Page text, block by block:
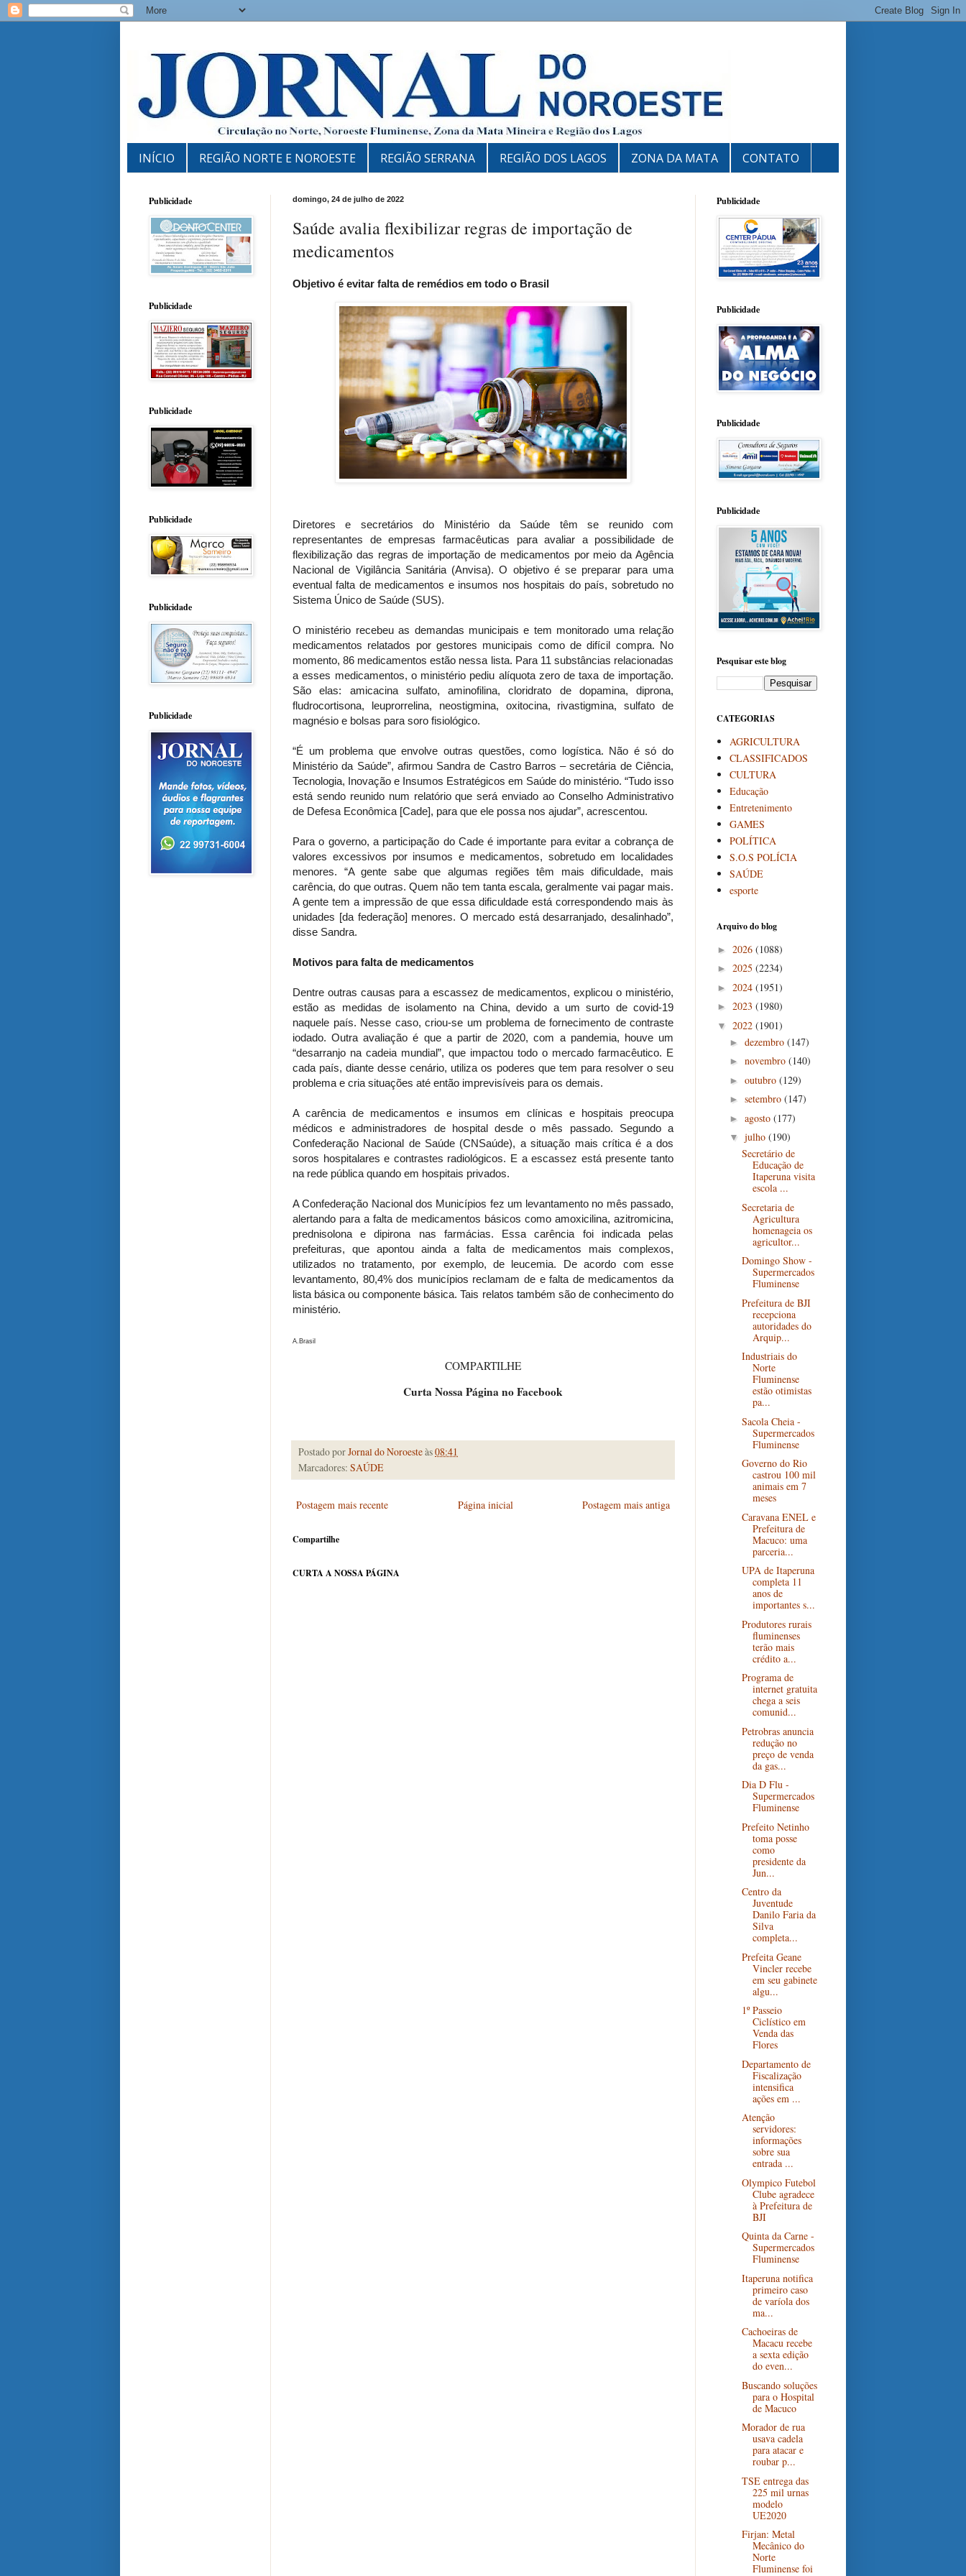
INÍCIO REGIÃO NORTE E NOROESTE REGIÃO SERRANA REGIÃO DOS LAGOS ZONA DA MATA CONTATO
domingo, 24 de julho de 2022
Saúde avalia flexibilizar regras de importação de
medicamentos
Objetivo é evitar falta de remédios em todo o Brasil
Diretores e secretários do Ministério da Saúde têm se reunido com
representantes de empresas farmacêuticas para avaliar a possibilidade de
flexibilização das regras de importação de medicamentos por meio da Agência
Nacional de Vigilância Sanitária (Anvisa). O objetivo é se preparar para uma
eventual falta de medicamentos e insumos nos hospitais do país, sobretudo no
Sistema Único de Saúde (SUS).
O ministério recebeu as demandas municipais e tem monitorado uma relação
medicamentos relatados por gestores municipais como de difícil compra. No
momento, 86 medicamentos estão nessa lista. Para 11 substâncias relacionadas
a esses medicamentos, o ministério pediu alíquota zero de taxa de importação.
São elas: amicacina sulfato, aminofilina, cloridrato de dopamina, diprona,
fludrocortisona, leuprorrelina, neostigmina, oxitocina, rivastigmina, sulfato de
magnésio e bolsas para soro fisiológico.
“É um problema que envolve outras questões, como logística. Não é só do
Ministério da Saúde”, afirmou Sandra de Castro Barros – secretária de Ciência,
Tecnologia, Inovação e Insumos Estratégicos em Saúde do ministério. “Tudo isso
está sendo reunido num relatório que será enviado ao Conselho Administrativo
de Defesa Econômica [Cade], para que ele possa nos ajudar”, acrescentou.
Para o governo, a participação do Cade é importante para evitar a cobrança de
valores excessivos por insumos e medicamentos, sobretudo em localidades
menores. “A gente sabe que algumas regiões têm mais dificuldade, mais
carência, do que outras. Quem não tem tanta escala, geralmente vai pagar mais.
A gente tem a impressão de que essa dificuldade está correspondendo mais às
unidades [da federação] menores. O mercado está desarranjado, desalinhado”,
disse Sandra.
Motivos para falta de medicamentos
Dentre outras causas para a escassez de medicamentos, explicou o ministério,
estão as medidas de isolamento na China, devido a um surto de covid-19
naquele país. Nesse caso, criou-se um problema de fornecimento de contraste
iodado. Outra avaliação é que a partir de 2020, com a pandemia, houve um
“desarranjo na cadeia mundial”, que impactou todo o mercado farmacêutico. E
cada país, diante desse cenário, utiliza os poderes que tem para resolver o seu
problema e cria situações até então imprevisíveis para os demais.
A carência de medicamentos e insumos em clínicas e hospitais preocupa
médicos e administradores de hospital desde o mês passado. Segundo a
Confederação Nacional de Saúde (CNSaúde), a situação mais crítica é a dos
soros hospitalares e contrastes radiológicos. E a escassez está presente tanto
na rede pública quando em hospitais privados.
A Confederação Nacional dos Municípios fez um levantamento no mês passado,
alertando para a falta de medicamentos básicos como amoxicilina, azitromicina,
prednisolona e dipirona nas farmácias. Essa carência foi indicada pelas
prefeituras, que apontou ainda a falta de medicamentos mais complexos,
utilizados no tratamento, por exemplo, de leucemia. De acordo com esse
levantamento, 80,4% dos municípios reclamam de e falta de medicamentos da
lista básica ou componente básica. Tais relatos também são de conhecimento do
ministério.
A.Brasil
COMPARTILHE
Curta Nossa Página no Facebook
Postado porJornal do Noroesteàs08:41
Marcadores: SAÚDE
Postagem mais recente Postagem mais antiga
Página inicial
Compartilhe
CURTA A NOSSA PÁGINA
Publicidade
Publicidade
Publicidade
Publicidade
Publicidade
Publicidade
Publicidade
Publicidade
Publicidade
Publicidade
Pesquisar este blog
CATEGORIAS
AGRICULTURA
CLASSIFICADOS
CULTURA
Educação
Entretenimento
GAMES
POLÍTICA
S.O.S POLÍCIA
SAÚDE
esporte
Arquivo do blog
► 2026 (1088)
► 2025 (2234)
► 2024 (1951)
► 2023 (1980)
▼ 2022 (1901)
► dezembro (147)
► novembro (140)
► outubro (129)
► setembro (147)
► agosto (177)
▼ julho (190)
Secretário de
Educação de
Itaperuna visita
escola ...
Secretaria de
Agricultura
homenageia os
agricultor...
Domingo Show -
Supermercados
Fluminense
Prefeitura de BJI
recepciona
autoridades do
Arquip...
Industriais do
Norte
Fluminense
estão otimistas
pa...
Sacola Cheia -
Supermercados
Fluminense
Governo do Rio
castrou 100 mil
animais em 7
meses
Caravana ENEL e
Prefeitura de
Macuco: uma
parceria...
UPA de Itaperuna
completa 11
anos de
importantes s...
Produtores rurais
fluminenses
terão mais
crédito a...
Programa de
internet gratuita
chega a seis
comunid...
Petrobras anuncia
redução no
preço de venda
da gas...
Dia D Flu -
Supermercados
Fluminense
Prefeito Netinho
toma posse
como
presidente da
Jun...
Centro da
Juventude
Danilo Faria da
Silva
completa...
Prefeita Geane
Vincler recebe
em seu gabinete
algu...
1º Passeio
Ciclístico em
Venda das
Flores
Departamento de
Fiscalização
intensifica
ações em ...
Atenção
servidores:
informações
sobre sua
entrada ...
Olympico Futebol
Clube agradece
à Prefeitura de
BJI
Quinta da Carne -
Supermercados
Fluminense
Itaperuna notifica
primeiro caso
de varíola dos
ma...
Cachoeiras de
Macacu recebe
a sexta edição
do even...
Buscando soluções
para o Hospital
de Macuco
Morador de rua
usava cadela
para atacar e
roubar p...
TSE entrega das
225 mil urnas
modelo
UE2020
Firjan: Metal
Mecânico do
Norte
Fluminense foi